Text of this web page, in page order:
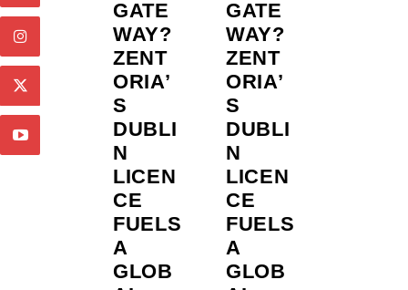
GATE
WAY?
ZENT
ORIA’
S
DUBLI
N
LICEN
CE
FUELS
A
GLOB
GATE
WAY?
ZENT
ORIA’
S
DUBLI
N
LICEN
CE
FUELS
A
GLOB